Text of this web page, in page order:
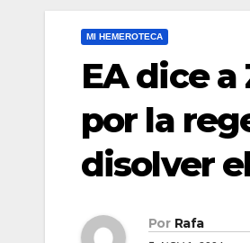
MI HEMEROTECA
EA dice
por la
disolver
Por Rafa